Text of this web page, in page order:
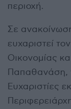
περιοχή.
Σε
ευχαριστεί
Οικονομίας
Παπαθανάση,
Ευχαριστίες